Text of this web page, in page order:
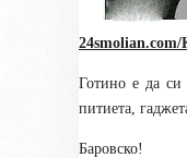
Готино е да
питиета,
Баровско!